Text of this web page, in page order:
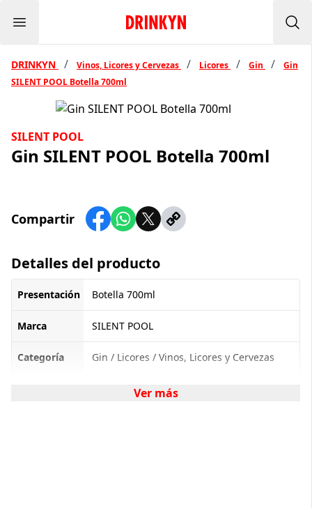
Menu Inicio Drinkyn
DRINKYN / Vinos, Licores y Cervezas / Licores / Gin /
Gin
SILENT POOL Botella 700ml
SILENT POOL
Gin SILENT POOL Botella 700ml
Compartir
Detalles del producto
Presentación Botella 700ml
Marca SILENT POOL
Categoría Gin / Licores / Vinos, Licores y Cervezas
Ver más